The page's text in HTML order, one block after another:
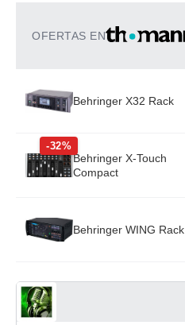
OFERTAS EN
Behringer X32 Rack
-32%
Behringer X-Touch
Compact
Behringer WING Rack